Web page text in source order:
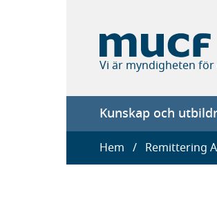
Vi är myndigheten
Main
navigation
Kunskap och
Länkstig
Hem Remittering